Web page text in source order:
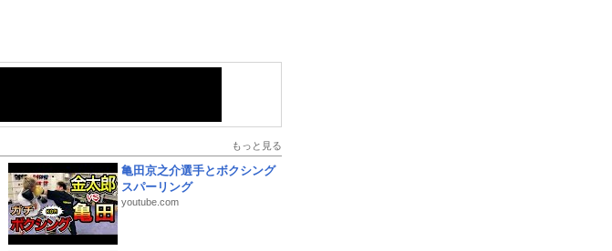
もっと見る
亀田京之介選手とボクシング
スパーリング
youtube.com